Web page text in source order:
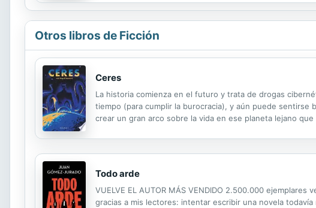
Otros libros de Ficción
Ceres
La historia comienza en el futuro y trata de drogas
tiempo (para cumplir la burocracia), y aún puede
crear un gran arco sobre la vida en ese planeta lejano
Todo arde
VUELVE EL AUTOR MÁS VENDIDO 2.500.000
gracias a mis lectores: intentar escribir una novela